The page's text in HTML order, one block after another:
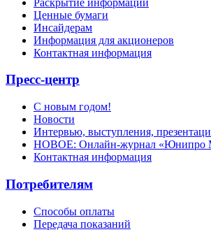
Ценные бумаги
Инсайдерам
Информация для акционеров
Контактная информация
Пресс-центр
С новым годом!
Новости
Интервью, выступления,
НОВОЕ: Онлайн-журнал «Юнипро
Контактная информация
Потребителям
Способы оплаты
Передача показаний